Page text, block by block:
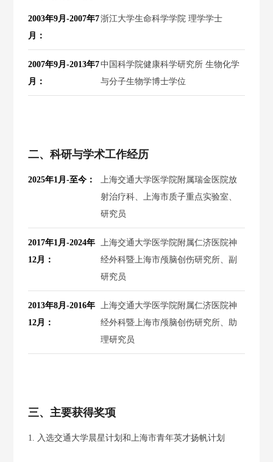
2003年9月-2007年7
月：
浙江大学生命科学学院 理学学士
2007年9月-2013年7
月：
中国科学院健康科学研究所 生物化学
与分子生物学博士学位
二、科研与学术工作经历
2025年1月-至今：
上海交通大学医学院附属瑞金医院放
射治疗科、上海市质子重点实验室、
研究员
2017年1月-2024年
12月：
上海交通大学医学院附属仁济医院神
经外科暨上海市颅脑创伤研究所、副
研究员
2013年8月-2016年
12月：
上海交通大学医学院附属仁济医院神
经外科暨上海市颅脑创伤研究所、助
理研究员
三、主要获得奖项
1. 入选交通大学晨星计划和上海市青年英才扬帆计划